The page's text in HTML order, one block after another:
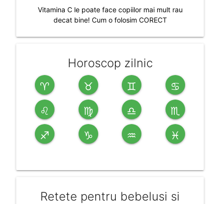
Vitamina C le poate face copiilor mai mult rau
decat bine! Cum o folosim CORECT
Horoscop zilnic
♈ ♉ ♊ ♋
♌ ♍ ♎ ♏
♐ ♑ ♒ ♓
Retete pentru bebelusi si